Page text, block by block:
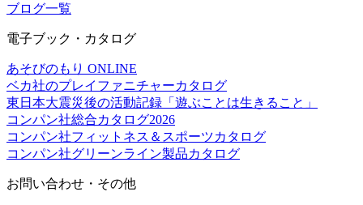
ブログ一覧
電子ブック・カタログ
あそびのもり ONLINE
ベカ社のプレイファニチャーカタログ
東日本大震災後の活動記録「遊ぶことは生きること」
コンパン社総合カタログ2026
コンパン社フィットネス＆スポーツカタログ
コンパン社グリーンライン製品カタログ
お問い合わせ・その他